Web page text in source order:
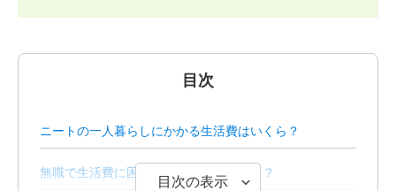
目次
ニートの一人暮らしにかかる生活費はいくら？
無職で生活費に困らない人はどうしてる？
目次の表示